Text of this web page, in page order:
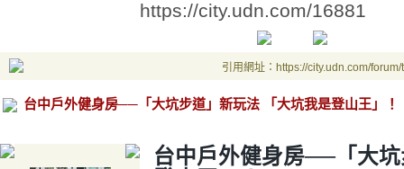
https://city.udn.com/16881
引用網址：https://city.udn.com/
台中戶外健身房──「大坑步道」新玩法 「大坑我是登山王」！
台中戶外健身房──「大